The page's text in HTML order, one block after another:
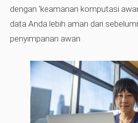
dengan 'keamanan komputasi
data Anda lebih aman dari
penyimpanan awan .